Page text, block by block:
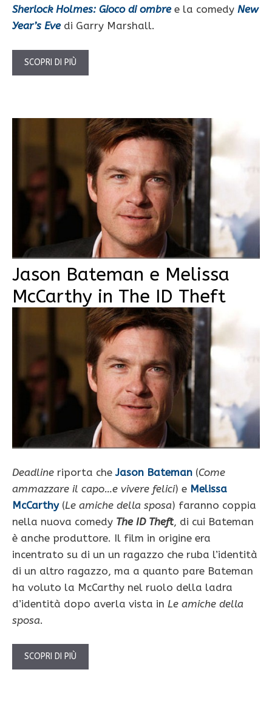
Sherlock Holmes: Gioco di ombree la comedy New
Year’s Evedi Garry Marshall.
SCOPRI DI PIÙ
Jason Bateman e Melissa
McCarthy in The ID Theft
Deadline riporta cheJason Bateman (Come
ammazzare il capo…e vivere felici) e Melissa
McCarthy(Le amiche della sposa) faranno coppia
nella nuova comedy The ID Theft, di cui Bateman
è anche produttore. Il film in origine era
incentrato su di un un ragazzo che ruba l’identità
di un altro ragazzo, ma a quanto pare Bateman
ha voluto la McCarthy nel ruolo della ladra
d’identità dopo averla vista in Le amiche della
sposa.
SCOPRI DI PIÙ